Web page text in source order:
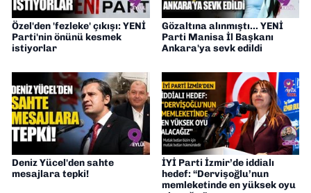
Özel'den 'fezleke' çıkışı: YENİ
Parti'nin önünü kesmek
istiyorlar
Gözaltına alınmıştı... YENİ
Parti Manisa İl Başkanı
Ankara'ya sevk edildi
Deniz Yücel'den sahte
mesajlara tepki!
İYİ Parti İzmir’de iddialı
hedef: “Dervişoğlu’nun
memleketinde en yüksek oyu